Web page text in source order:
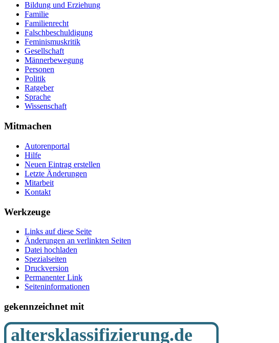
Bildung und Erziehung
Familie
Familienrecht
Falschbeschuldigung
Feminismuskritik
Gesellschaft
Männerbewegung
Personen
Politik
Ratgeber
Sprache
Wissenschaft
Mitmachen
Autorenportal
Hilfe
Neuen Eintrag erstellen
Letzte Änderungen
Mitarbeit
Kontakt
Werkzeuge
Links auf diese Seite
Änderungen an verlinkten Seiten
Datei hochladen
Spezialseiten
Druckversion
Permanenter Link
Seiten­­informationen
gekennzeichnet mit